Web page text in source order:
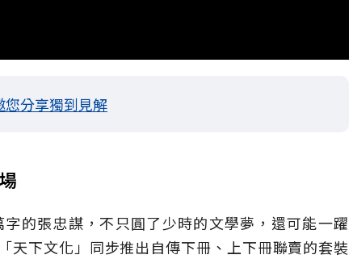
您分享獨到見解
的張忠謀，不只圓了少時的文學夢，還可能一躍
天下文化」同步推出自傳下冊、上下冊聯賣的套裝